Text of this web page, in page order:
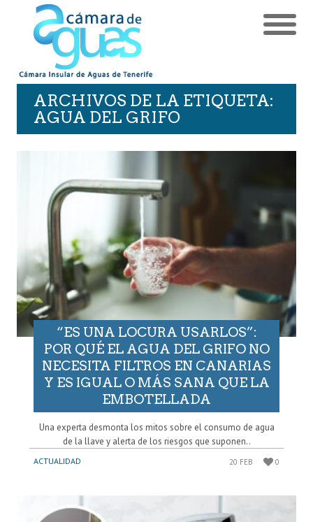
ARCHIVOS DE LA ETIQUETA:
AGUA DEL GRIFO
“ES UNA LOCURA USARLOS”:
POR QUÉ EL AGUA DEL GRIFO NO
NECESITA FILTROS EN CANARIAS
Y ES IGUAL O MÁS SANA QUE LA
EMBOTELLADA
Una experta desmonta los mitos sobre el consumo de agua
de la llave y alerta de los riesgos que suponen..
ACTUALIDAD 20 FEB 0